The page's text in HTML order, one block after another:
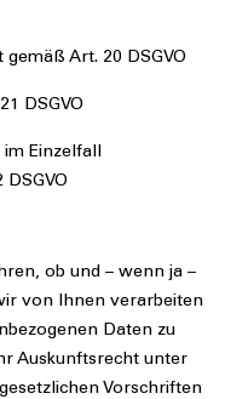
Art. 20 DSGVO
DSGVO
Einzelfall
ob und – wenn ja –
von Ihnen verarbeiten
Daten zu
Auskunftsrecht unter
Vorschriften